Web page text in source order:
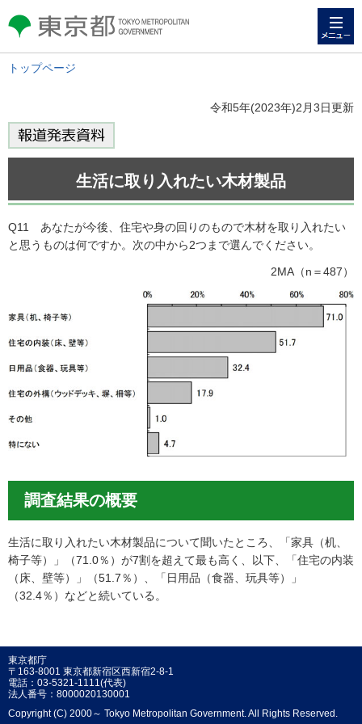
東京都 TOKYO METROPOLITAN
GOVERNMENT
トップページ
令和5年(2023年)2月3日更新
生活に取り入れたい木材製品
Q11 あなたが今後、住宅や身の回りのもので木材を取り入れたい
と思うものは何ですか。次の中から2つまで選んでください。
2MA（n＝487）
調査結果の概要
生活に取り入れたい木材製品について聞いたところ、「家具（机、
椅子等）」（71.0％）が7割を超えて最も高く、以下、「住宅の内装
（床、壁等）」（51.7％）、「日用品（食器、玩具等）」
（32.4％）などと続いている。
東京都庁
〒163-8001 東京都新宿区西新宿2-8-1
電話：03-5321-1111(代表)
法人番号：8000020130001
Copyright (C) 2000～ Tokyo Metropolitan Government. All Rights Reserved.